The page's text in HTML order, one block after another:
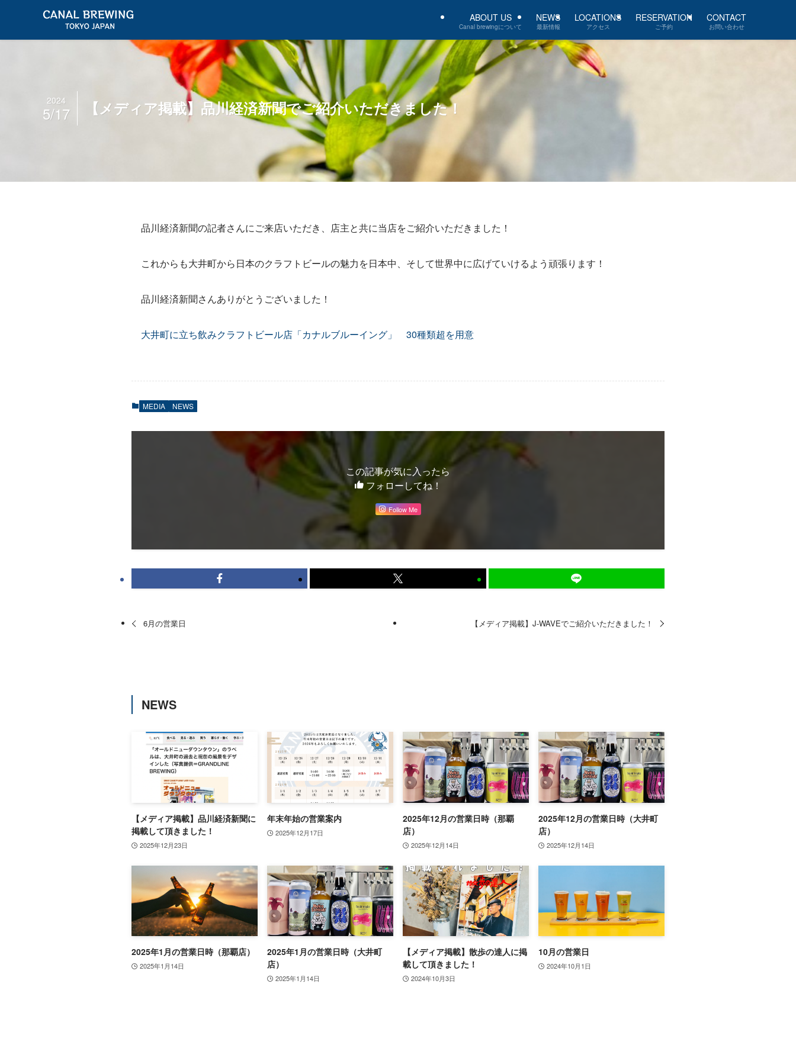
ABOUT US
Canal brewingについて
NEWS
最新情報
LOCATIONS
アクセス
RESERVATION
ご予約
CONTACT
お問い合わせ
【メディア掲載】品川経済新聞でご紹介いただきました！
2024
5/17
品川経済新聞の記者さんにご来店いただき、店主と共に当店をご紹介いただきました！
これからも大井町から日本のクラフトビールの魅力を日本中、そして世界中に広げていけるよう頑張ります！
品川経済新聞さんありがとうございました！
大井町に立ち飲みクラフトビール店「カナルブルーイング」 30種類超を用意
MEDIA NEWS
この記事が気に入ったら
フォローしてね！
Follow Me
6月の営業日 【メディア掲載】J-WAVEでご紹介いただきました！
NEWS
【メディア掲載】品川経済新聞に
掲載して頂きました！
2025年12月23日
年末年始の営業案内
2025年12月17日
2025年12月の営業日時（那覇
店）
2025年12月14日
2025年12月の営業日時（大井町
店）
2025年12月14日
2025年1月の営業日時（那覇店）
2025年1月14日
2025年1月の営業日時（大井町
店）
2025年1月14日
【メディア掲載】散歩の達人に掲
載して頂きました！
2024年10月3日
10月の営業日
2024年10月1日